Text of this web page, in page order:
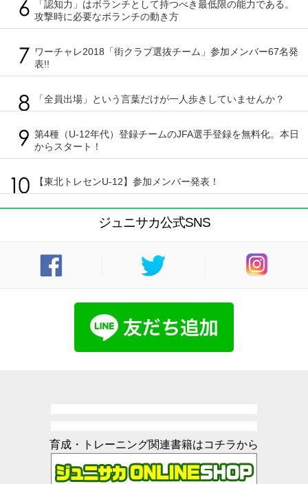
「認知力」はボランチとして持つべき最低限の能力である。
攻撃時に必要なボランチの動き方
ワーチャレ2018「街クラブ選抜チーム」参加メンバー67名発
表!!
「全員出場」という言葉だけが一人歩きしていませんか？
第4種（U-12年代）登録チームのJFA選手登録を無料化。本日
からスタート！
【東北トレセンU-12】参加メンバー発表！
ジュニサカ公式SNS
育成・トレーニング関連書籍はコチラから